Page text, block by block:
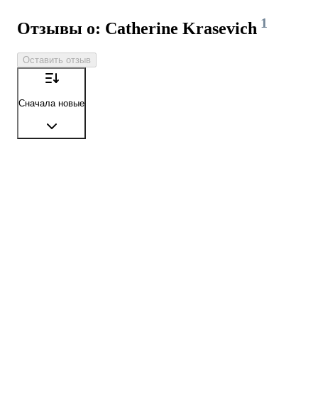
Отзывы о: Catherine Krasevich 1
Оставить отзыв
Сначала новые